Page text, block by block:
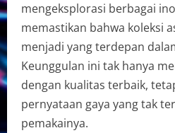
mengeksplorasi berbagai
memastikan bahwa koleksi
menjadi yang terdepan
Keunggulan ini tak hanya
dengan kualitas terbaik,
pernyataan gaya yang tak
pemakainya.